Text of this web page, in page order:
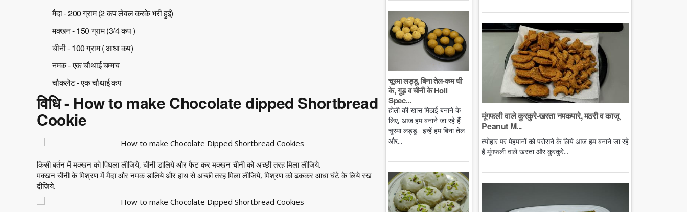
मैदा - 200 ग्राम (2 कप लेवल करके भरी हुई)
मक्खन - 150 ग्राम (3/4 कप )
चीनी - 100 ग्राम ( आधा कप)
नमक - एक चौथाई चम्मच
चौकलेट - एक चौथाई कप
विधि - How to make Chocolate dipped Shortbread
Cookie
किसी बर्तन में मक्खन को पिघला लीजिये, चीनी डालिये और फैट कर मक्खन चीनी को अच्छी तरह मिला लीजिये.
मक्खन चीनी के मिश्रण में मैदा और नमक डालिये और हाथ से अच्छी तरह मिला लीजिये, मिश्रण को ढककर आधा घंटे के लिये रख
दीजिये.
चूरमा लड्डू, बिना तेल-कम घी
के, गुड़ व चीनी के Holi
Spec...
होली की खास मिठाई बनाने के
लिए, आज हम बनाने जा रहे हैं
चूरमा लड्डू. इन्हें हम बिना तेल
और...
मूंगफली वाले कुरकुरे-खस्ता नमकपारे, मठरी व काजू
Peanut M...
त्योहार पर मेहमानों को परोसने के लिये आज हम बनाने जा रहे
हैं मूंगफली वाले खस्ता और कुरकुरे...